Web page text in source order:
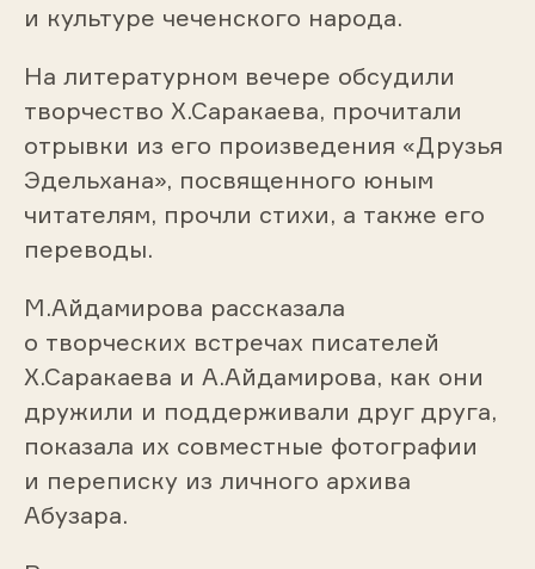
и культуре чеченского народа.
На литературном вечере обсудили
творчество Х.Саракаева, прочитали
отрывки из его произведения «Друзья
Эдельхана», посвященного юным
читателям, прочли стихи, а также его
переводы.
М.Айдамирова рассказала
о творческих встречах писателей
Х.Саракаева и А.Айдамирова, как они
дружили и поддерживали друг друга,
показала их совместные фотографии
и переписку из личного архива
Абузара.